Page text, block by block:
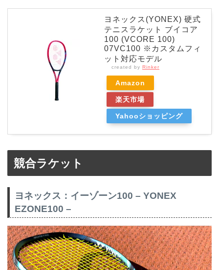
ヨネックス(YONEX) 硬式
テニスラケット ブイコア
100 (VCORE 100)
07VC100 ※カスタムフィ
ット対応モデル
created by Rinker
Amazon
楽天市場
Yahooショッピング
競合ラケット
ヨネックス：イーゾーン100 – YONEX
EZONE100 –